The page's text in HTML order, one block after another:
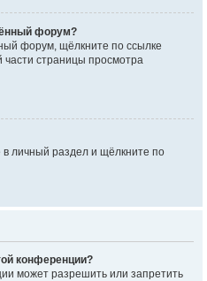
форум?
форум, щёлкните по ссылке
страницы просмотра
в личный раздел и щёлкните по
конференции?
может разрешить или запретить